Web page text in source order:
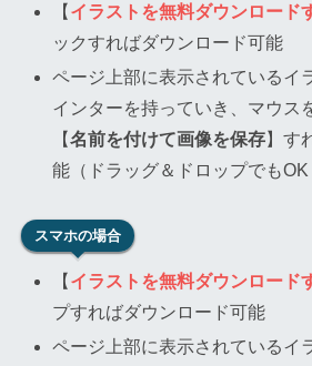
【 イラストを無料ダウンロード
ックすればダウンロード可能
ページ上部に表示されているイ
インターを持っていき、マウス
【名前を付けて画像を保存】す
能（ドラッグ＆ドロップでもOK
スマホの場合
【 イラストを無料ダウンロード
プすればダウンロード可能
ページ上部に表示されているイ